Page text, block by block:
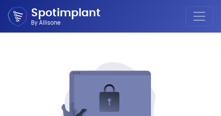
Spotimplant
By Allisone